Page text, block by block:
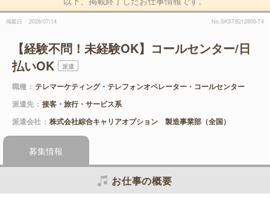
掲載日 2026/07/14 No.SKST8212800-T4
【経験不問！未経験OK】コールセンター/日
払いOK
派遣
職種
テレマーケティング・テレフォンオペレーター・コールセンター
派遣先
接客・旅行・サービス系
派遣会社
株式会社綜合キャリアオプション 製造事業部（全国）
募集情報
お仕事の概要